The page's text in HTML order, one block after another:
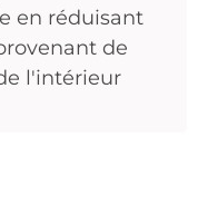
en réduisant
de
l'intérieur